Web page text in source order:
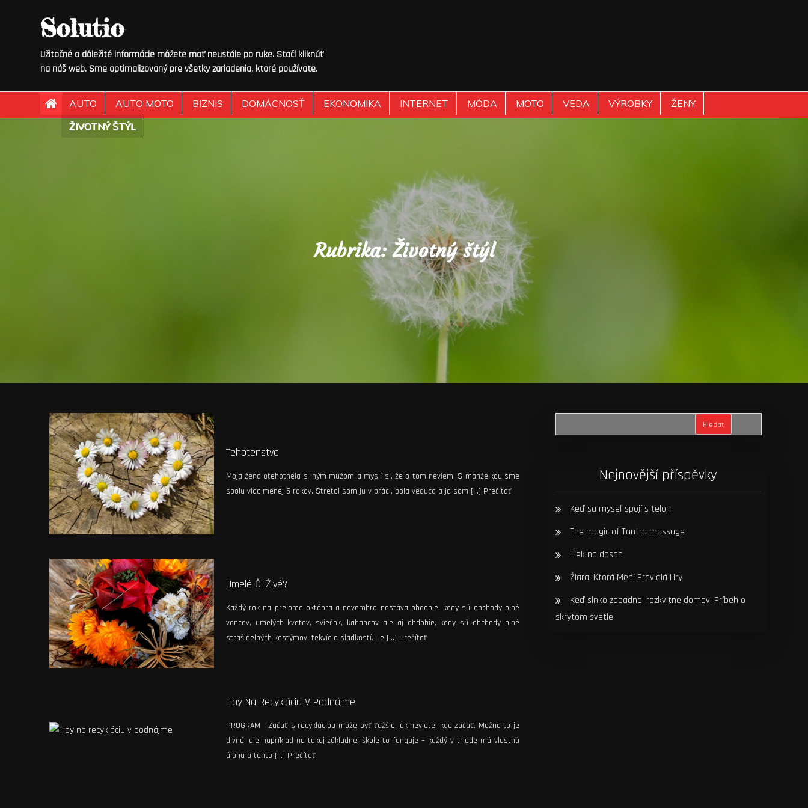
Solutio
Užitočné a dôležité informácie môžete mať neustále po ruke. Stačí kliknúť
na náš web. Sme optimalizovaný pre všetky zariadenia, ktoré používate.
AUTO AUTO MOTO BIZNIS DOMÁCNOSŤ EKONOMIKA INTERNET MÓDA MOTO VEDA VÝROBKY
ŽENY
ŽIVOTNÝ ŠTÝL
Rubrika:Životný štýl
Tehotenstvo
Moja žena otehotnela s iným mužom a myslí si, že o tom neviem. S manželkou sme
spolu viac-menej 5 rokov. Stretol som ju v práci, bola vedúca a ja som […] Prečítať
Umelé Či Živé?
Každý rok na prelome októbra a novembra nastáva obdobie, kedy sú obchody plné
vencov, umelých kvetov, sviečok, kahancov ale aj obdobie, kedy sú obchody plné
strašidelných kostýmov, tekvíc a sladkostí. Je […] Prečítať
Tipy Na Recykláciu V Podnájme
PROGRAM Začať s recykláciou môže byť ťažšie, ak neviete, kde začať. Možno to je
divné, ale napríklad na takej základnej škole to funguje – každý v triede má vlastnú
úlohu a tento […] Prečítať
Hledat
Nejnovější příspěvky
Keď sa myseľ spojí s telom
The magic of Tantra massage
Liek na dosah
Žiara, Ktorá Mení Pravidlá Hry
Keď slnko zapadne, rozkvitne domov: Príbeh o
skrytom svetle